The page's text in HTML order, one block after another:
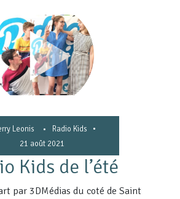
Leonis • Radio Kids •
21 août 2021
Kids de l’été
par 3DMédias du coté de Saint